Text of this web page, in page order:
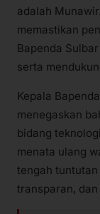
adalah
memastikan
Bapenda
serta
Kepala
menegaskan
bidang
menata ulang
tengah
transparan,